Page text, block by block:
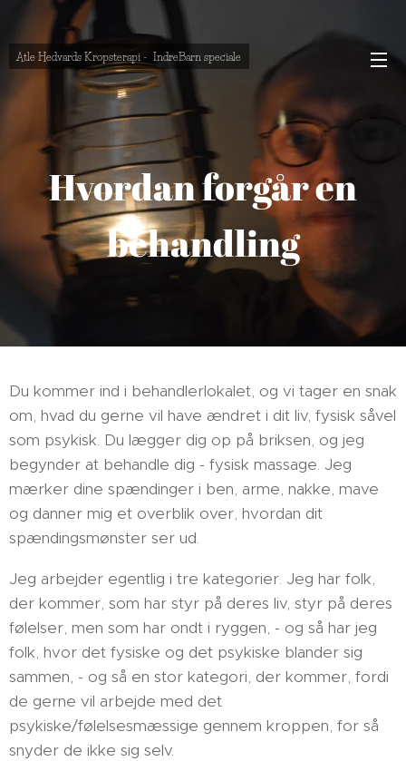
Atle Hedvards Kropsterapi - IndreBarn speciale
Hvordan forgår en
behandling
Du kommer ind i behandlerlokalet, og vi tager en snak
om, hvad du gerne vil have ændret i dit liv, fysisk såvel
som psykisk. Du lægger dig op på briksen, og jeg
begynder at behandle dig - fysisk massage. Jeg
mærker dine spændinger i ben, arme, nakke, mave
og danner mig et overblik over, hvordan dit
spændingsmønster ser ud.
Jeg arbejder egentlig i tre kategorier. Jeg har folk,
der kommer, som har styr på deres liv, styr på deres
følelser, men som har ondt i ryggen, - og så har jeg
folk, hvor det fysiske og det psykiske blander sig
sammen, - og så en stor kategori, der kommer, fordi
de gerne vil arbejde med det
psykiske/følelsesmæssige gennem kroppen, for så
snyder de ikke sig selv.